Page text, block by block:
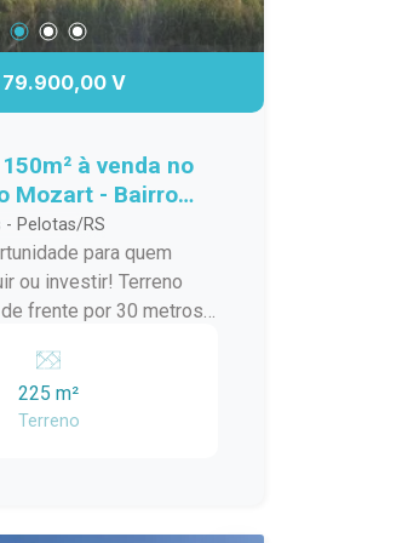
79.900,00 V
venda no
Mozart - Bairro
- Pelotas/RS
para quem
ou investir! Terreno
frente por 30 metros
ideal para construção
no Loteamento
225 m²
Terreno